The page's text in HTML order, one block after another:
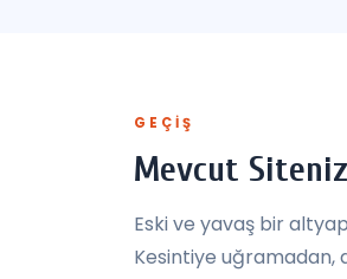
GEÇIŞ
Mevcut
Eski ve yavaş bir
Kesintiye uğramadan,